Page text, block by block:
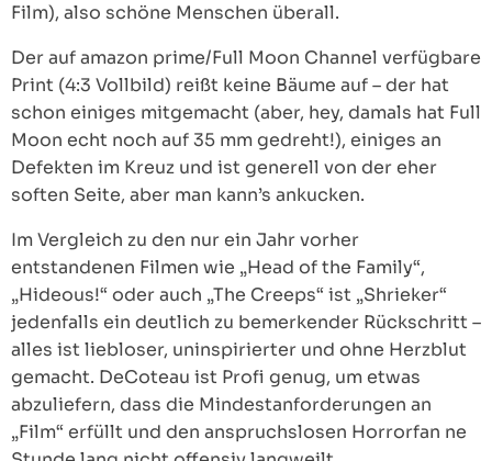
Film), also schöne Menschen überall.
Der auf amazon prime/Full Moon Channel verfügbare
Print (4:3 Vollbild) reißt keine Bäume auf – der hat
schon einiges mitgemacht (aber, hey, damals hat Full
Moon echt noch auf 35 mm gedreht!), einiges an
Defekten im Kreuz und ist generell von der eher
soften Seite, aber man kann’s ankucken.
Im Vergleich zu den nur ein Jahr vorher
entstandenen Filmen wie „Head of the Family“,
„Hideous!“ oder auch „The Creeps“ ist „Shrieker“
jedenfalls ein deutlich zu bemerkender Rückschritt –
alles ist liebloser, uninspirierter und ohne Herzblut
gemacht. DeCoteau ist Profi genug, um etwas
abzuliefern, dass die Mindestanforderungen an
„Film“ erfüllt und den anspruchslosen Horrorfan ne